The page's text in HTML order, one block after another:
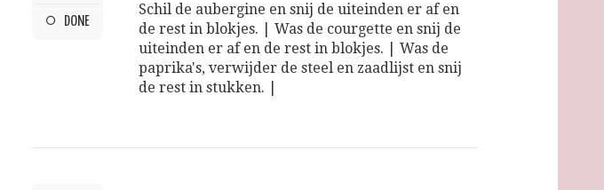
DONE
Schil de aubergine en snij de uiteinden er af en
de rest in blokjes. | Was de courgette en snij de
uiteinden er af en de rest in blokjes. | Was de
paprika's, verwijder de steel en zaadlijst en snij
de rest in stukken. |